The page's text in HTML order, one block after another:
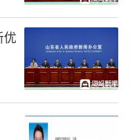
。
优